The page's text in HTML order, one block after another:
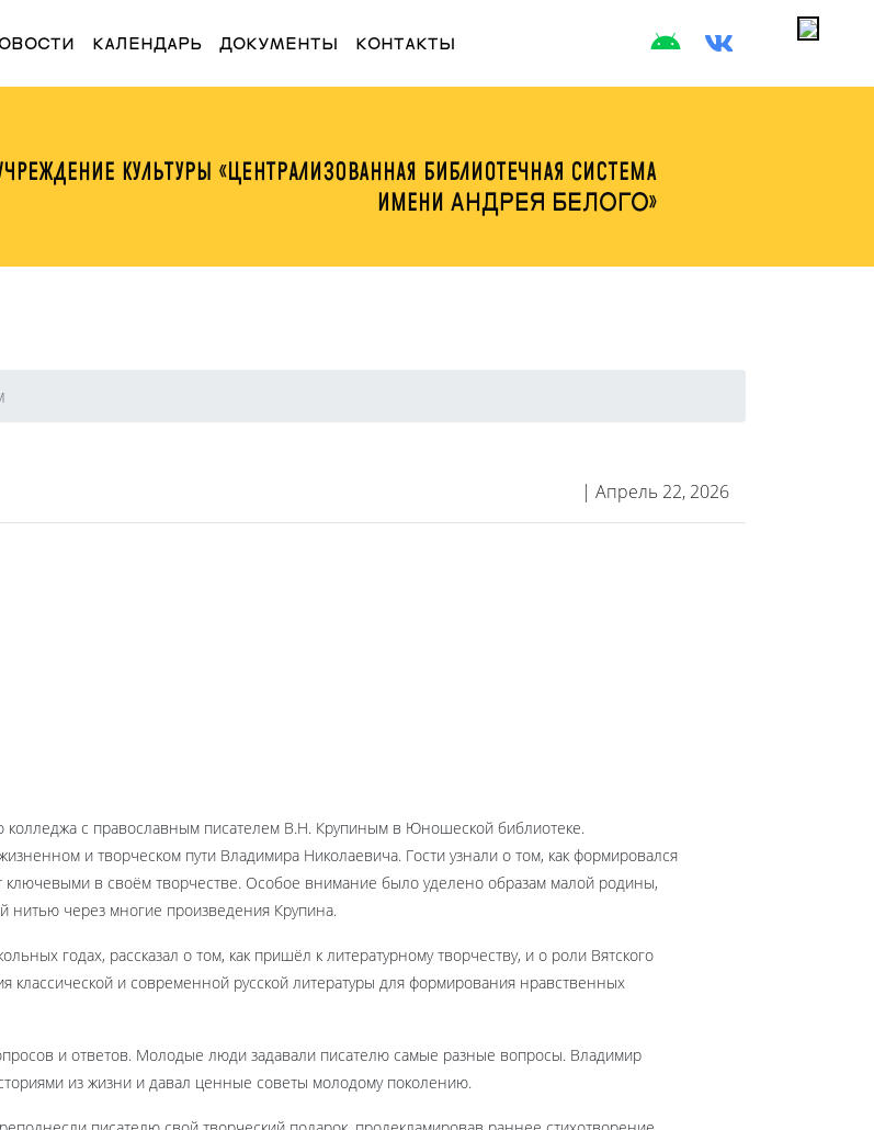
КАЛЕНДАРЬ ДОКУМЕНТЫ КОНТАКТЫ
| Апрель 22, 2026
колледжа с православным писателем В.Н. Крупиным в Юношеской библиотеке.
и творческом пути Владимира Николаевича. Гости узнали о том, как формировался
ключевыми в своём творчестве. Особое внимание было уделено образам малой родины,
нитью через многие произведения Крупина.
годах, рассказал о том, как пришёл к литературному творчеству, и о роли Вятского
классической и современной русской литературы для формирования нравственных
и ответов. Молодые люди задавали писателю самые разные вопросы. Владимир
из жизни и давал ценные советы молодому поколению.